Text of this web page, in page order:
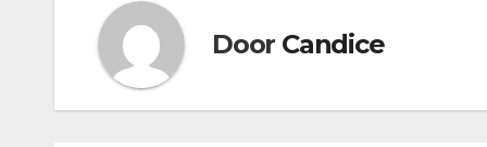
Door Candice